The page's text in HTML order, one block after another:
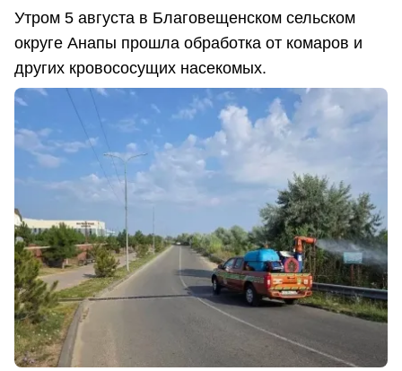
Утром 5 августа в Благовещенском сельском
округе Анапы прошла обработка от комаров и
других кровососущих насекомых.